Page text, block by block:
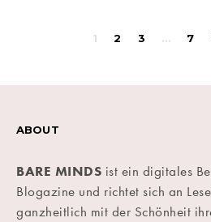
1 2 3 … 7
ABOUT
BARE MINDS ist ein digitales
Blogazine und richtet sich an
ganzheitlich mit der Schönheit